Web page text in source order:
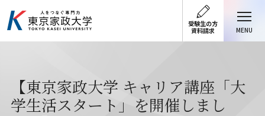
受験生の方
資料請求
MENU
【東京家政大学 キャリア講座「大
学生活スタート」を開催しまし